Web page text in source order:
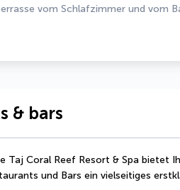
vom Schlafzimmer und vom
& bars
Taj Coral Reef Resort & Spa bietet
und Bars ein vielseitiges